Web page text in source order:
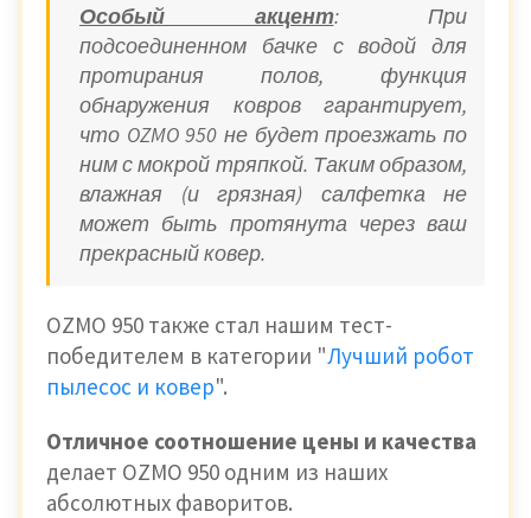
Особый акцент: При
подсоединенном бачке с водой для
протирания полов, функция
обнаружения ковров гарантирует,
что OZMO 950 не будет проезжать по
ним с мокрой тряпкой. Таким образом,
влажная (и грязная) салфетка не
может быть протянута через ваш
прекрасный ковер.
OZMO 950 также стал нашим тест-
победителем в категории "Лучший робот
пылесос и ковер".
Отличное соотношение цены и качества
делает OZMO 950 одним из наших
абсолютных фаворитов.